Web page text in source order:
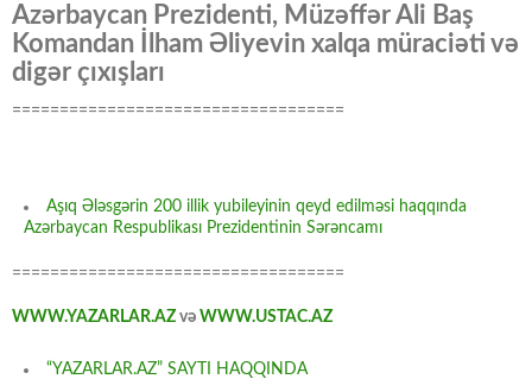
Azərbaycan Prezidenti, Müzəffər Ali Baş
Komandan İlham Əliyevin xalqa müraciəti və
digər çıxışları
===================================
Aşıq Ələsgərin 200 illik yubileyinin qeyd edilməsi haqqında
Azərbaycan Respublikası Prezidentinin Sərəncamı
===================================
WWW.YAZARLAR.AZ və WWW.USTAC.AZ
“YAZARLAR.AZ” SAYTI HAQQINDA